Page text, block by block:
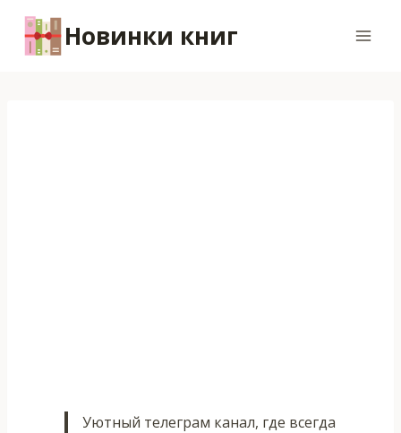
содержимому
Новинки книг
Уютный телеграм канал, где всегда